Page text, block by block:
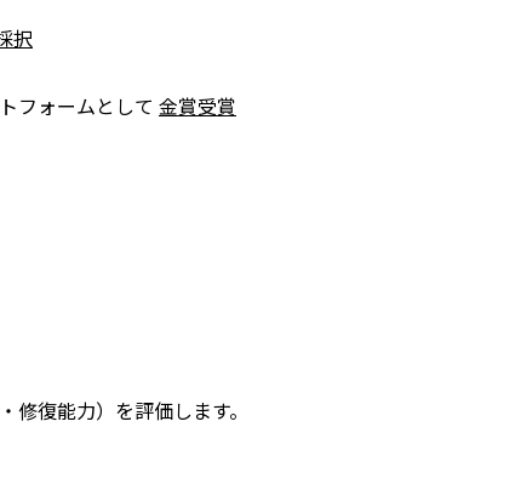
択
フォームとして 金賞受賞
復能力）を評価します。